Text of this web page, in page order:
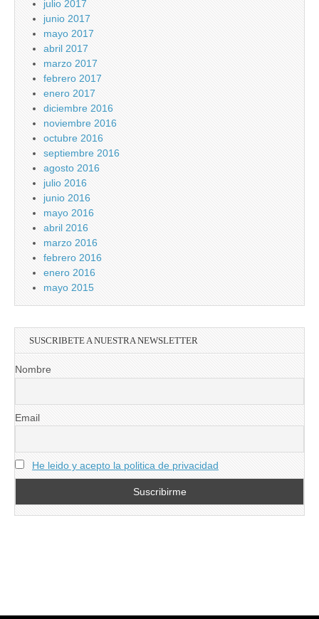
julio 2017
junio 2017
mayo 2017
abril 2017
marzo 2017
febrero 2017
enero 2017
diciembre 2016
noviembre 2016
octubre 2016
septiembre 2016
agosto 2016
julio 2016
junio 2016
mayo 2016
abril 2016
marzo 2016
febrero 2016
enero 2016
mayo 2015
SUSCRIBETE A NUESTRA NEWSLETTER
Nombre
Email
He leido y acepto la politica de privacidad